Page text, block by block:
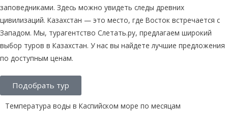
заповедниками. Здесь можно увидеть следы древних
цивилизаций. Казахстан — это место, где Восток встречается с
Западом. Мы, турагентство Слетать.ру, предлагаем широкий
выбор туров в Казахстан. У нас вы найдете лучшие предложения
по доступным ценам.
Подобрать тур
Температура воды в Каспийском море по месяцам